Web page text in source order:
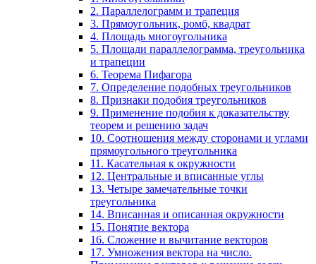
2. Параллелограмм и трапеция
3. Прямоугольник, ромб, квадрат
4. Площадь многоугольника
5. Площади параллелограмма, треугольника
и трапеции
6. Теорема Пифагора
7. Определение подобных треугольников
8. Признаки подобия треугольников
9. Применение подобия к доказательству
теорем и решению задач
10. Соотношения между сторонами и углами
прямоугольного треугольника
11. Касательная к окружности
12. Центральные и вписанные углы
13. Четыре замечательные точки
треугольника
14. Вписанная и описанная окружности
15. Понятие вектора
16. Сложение и вычитание векторов
17. Умножения вектора на число.